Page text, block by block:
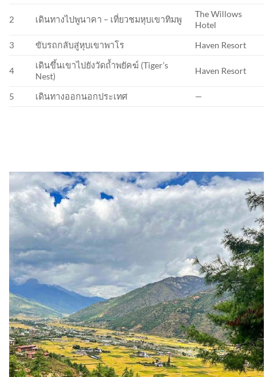
2 เดินทางไปพูนาคา – เที่ยวชมหุบเขาทิมพู
The Willows
Hotel
3
ขับรถกลับสู่หุบเขาพาโร Haven Resort
4
เดินขึ้นเขาไปยังวัดถ้ำพยัคฆ์ (Tiger’s
Nest)
Haven Resort
5 เดินทางออกนอกประเทศ —